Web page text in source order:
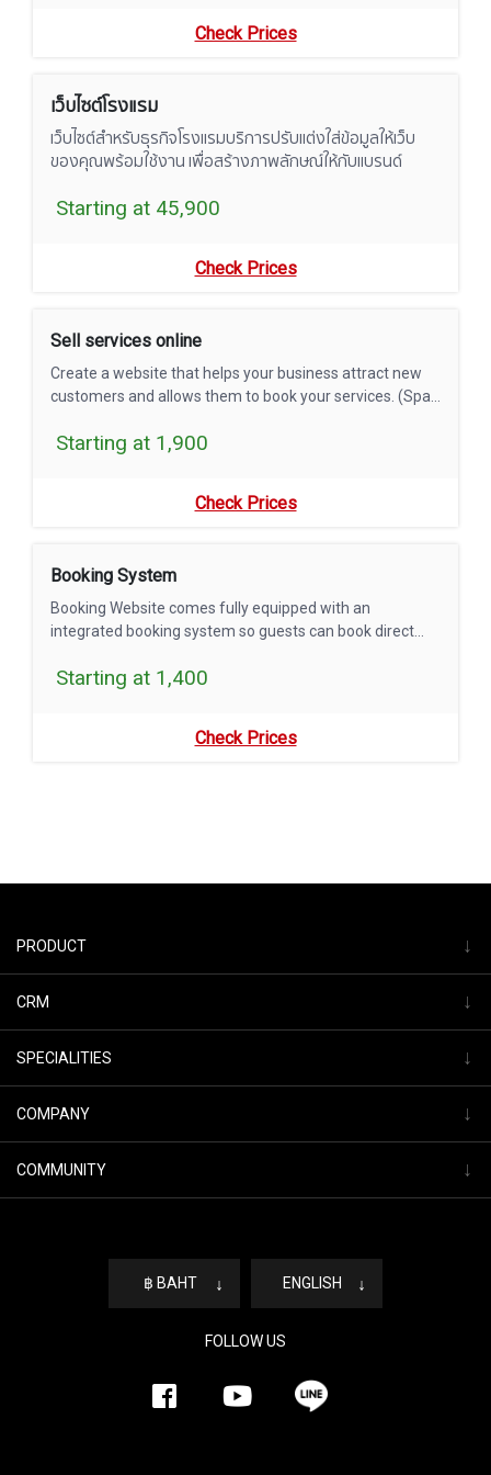
Check Prices
เว็บไซต์โรงแรม
เว็บไซต์สำหรับธุรกิจโรงแรมบริการปรับแต่งใส่ข้อมูลให้เว็บ
ของคุณพร้อมใช้งาน เพื่อสร้างภาพลักษณ์ให้กับแบรนด์
Starting at 45,900
Check Prices
Sell services online
Create a website that helps your business attract new
customers and allows them to book your services. (Spa ,
Starting at 1,900
Check Prices
Booking System
Booking Website comes fully equipped with an
integrated booking system so guests can book direct
Starting at 1,400
Check Prices
฿ BAHT ↓ ENGLISH ↓
FOLLOW US
PRODUCT ↓
CRM ↓
SPECIALITIES ↓
COMPANY ↓
COMMUNITY ↓